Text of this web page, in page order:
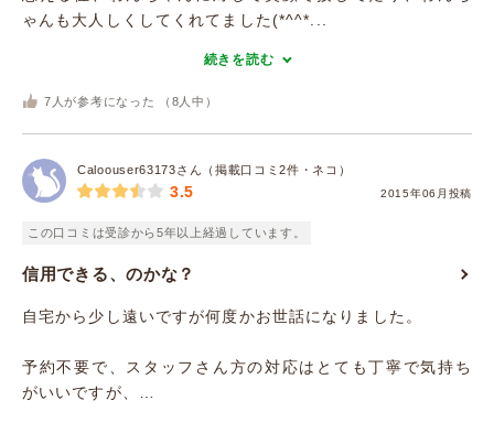
ゃんも大人しくしてくれてました(*^^*...
続きを読む
7 人が参考になった （ 8 人中）
Caloouser63173さん（掲載口コミ2件・ネコ）
2015年06月投稿
3.5
この口コミは受診から5年以上経過しています。
信用できる、のかな？
自宅から少し遠いですが何度かお世話になりました。
予約不要で、スタッフさん方の対応はとても丁寧で気持ち
がいいですが、…